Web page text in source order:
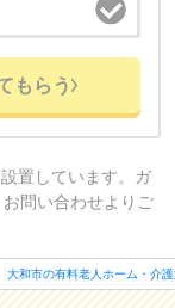
もらう
置しています。ガ
問い合わせよりご
大和市の有料老人ホーム・介